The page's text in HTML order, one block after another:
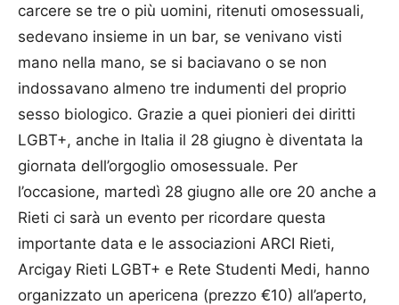
carcere se tre o più uomini, ritenuti omosessuali,
sedevano insieme in un bar, se venivano visti
mano nella mano, se si baciavano o se non
indossavano almeno tre indumenti del proprio
sesso biologico. Grazie a quei pionieri dei diritti
LGBT+, anche in Italia il 28 giugno è diventata la
giornata dell’orgoglio omosessuale. Per
l’occasione, martedì 28 giugno alle ore 20 anche a
Rieti ci sarà un evento per ricordare questa
importante data e le associazioni ARCI Rieti,
Arcigay Rieti LGBT+ e Rete Studenti Medi, hanno
organizzato un apericena (prezzo €10) all’aperto,